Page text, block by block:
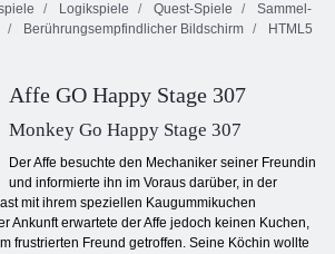
Logikspiele Quest-Spiele
Sammel-
Berührungsempfindlicher Bildschirm
HTML5
Affe GO Happy Stage 307
Monkey Go Happy Stage 307
Der Affe besuchte den Mechaniker seiner Freundin
und informierte ihn im Voraus darüber, in der
mit ihrem speziellen Kaugummikuchen
Ankunft erwartete der Affe jedoch keinen Kuchen,
frustrierten Freund getroffen. Seine Köchin wollte